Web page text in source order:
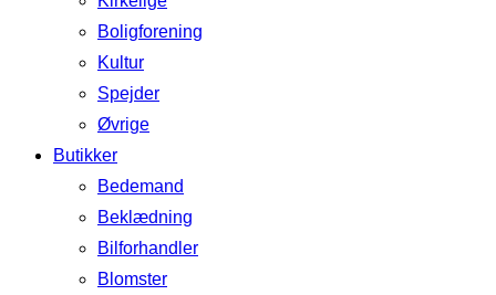
Boligforening
Kultur
Spejder
Øvrige
Butikker
Bedemand
Beklædning
Bilforhandler
Blomster